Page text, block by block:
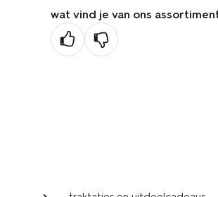
wat vind je van ons